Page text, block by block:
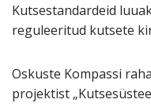
Kutsestandardeid
reguleeritud kutsete
Oskuste Kompassi
projektist